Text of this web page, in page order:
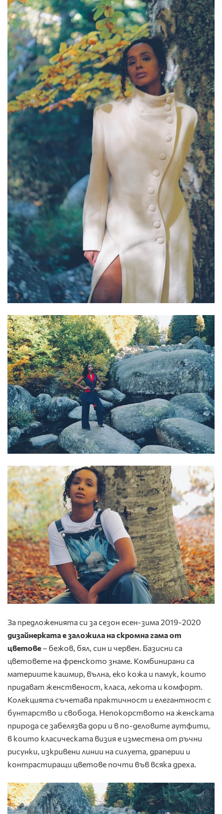
За предложенията си за сезон есен-зима 2019-2020
дизайнерката е заложила на скромна гама от
цветове – бежов, бял, син и червен. Базисни са
цветовете на френското знаме. Комбинирани са
материите кашмир, вълна, еко кожа и памук, които
придават женственост, класа, лекота и комфорт.
Колекцията съчетава практичност и елегантност с
бунтарство и свобода. Непокорството на женската
природа се забелязва дори и в по-деловите аутфити,
в които класическата визия е изместена от ръчни
рисунки, изкривени линии на силуета, драперии и
контрастиращи цветове почти във всяка дреха.